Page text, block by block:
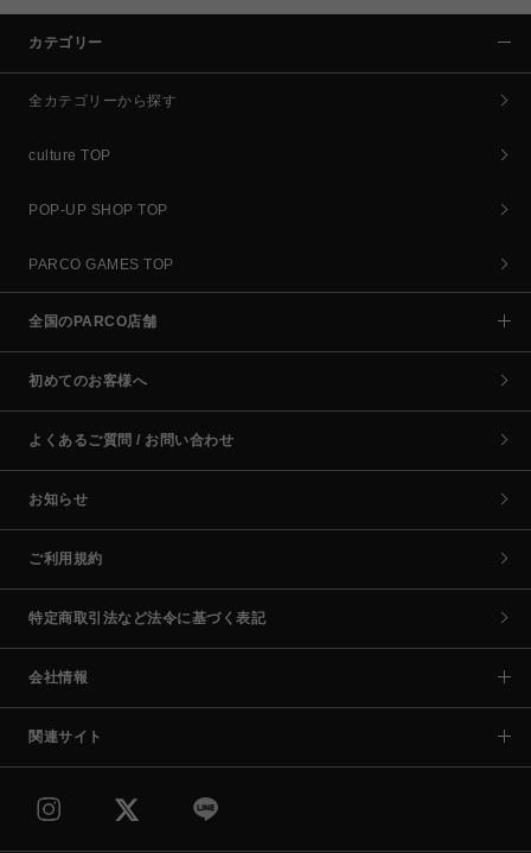
カテゴリー
全カテゴリーから探す
culture TOP
POP-UP SHOP TOP
PARCO GAMES TOP
全国のPARCO店舗
初めてのお客様へ
よくあるご質問 / お問い合わせ
お知らせ
ご利用規約
特定商取引法など法令に基づく表記
会社情報
関連サイト